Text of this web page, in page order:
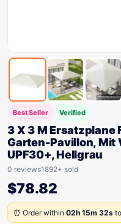
Best Seller Verified
3 X 3 M Ersatzplane
Garten-Pavillon,
UPF30+, Hellgrau
0 reviews1892+ sold
$78.82
⏰ Order within 02h 15m 32s